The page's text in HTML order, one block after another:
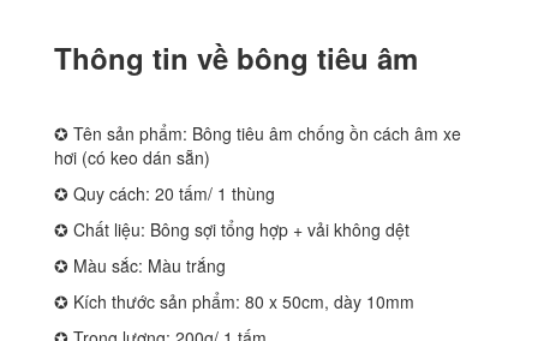
Thông tin về bông tiêu âm
✪ Tên sản phẩm: Bông tiêu âm chống ồn cách âm xe
hơi (có keo dán sẵn)
✪ Quy cách: 20 tấm/ 1 thùng
✪ Chất liệu: Bông sợi tổng hợp + vải không dệt
✪ Màu sắc: Màu trắng
✪ Kích thước sản phẩm: 80 x 50cm, dày 10mm